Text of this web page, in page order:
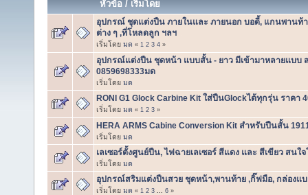
หัวข้อ / เริ่มโดย
อุปกรณ์ ชุดแต่งปืน ภายในและ ภายนอก บอดี้, แกนพานท้า
ต่าง ๆ ,ที่โหลดลูก ฯลฯ
เริ่มโดย มด « 1 2 3 4 »
อุปกรณ์แต่งปืน ชุดหน้า แบบสั้น - ยาว มีเข้ามาหลายแบบ
0859698333มด
เริ่มโดย มด
RONI G1 Glock Carbine Kit ใส่ปืนGlockได้ทุกรุ่น ราคา
เริ่มโดย มด « 1 2 3 »
HERA ARMS Cabine Conversion Kit สำหรับปืนสั้น
เริ่มโดย มด
เลเซอร์ตั้งศูนย์ปืน, ไฟฉายเลเซอร์ สีแดง และ สีเขียว สนใ
เริ่มโดย มด
อุปกรณ์สริมแต่งปืนสวย ชุดหน้า,พานท้าย ,กิ๊ฟมือ, กล่องแบ
เริ่มโดย มด « 1 2 3 6 »